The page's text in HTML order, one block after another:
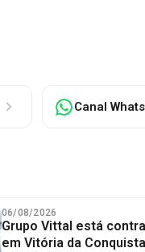
Canal
06/08/2026
Grupo Vittal está
em Vitória da Conquista